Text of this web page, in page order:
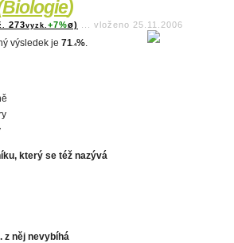
Biologie)
273vyzk. +7%ø) vloženo 25.11.2006
výsledek je 71 .4%.
který se též nazývá
z něj nevybíhá